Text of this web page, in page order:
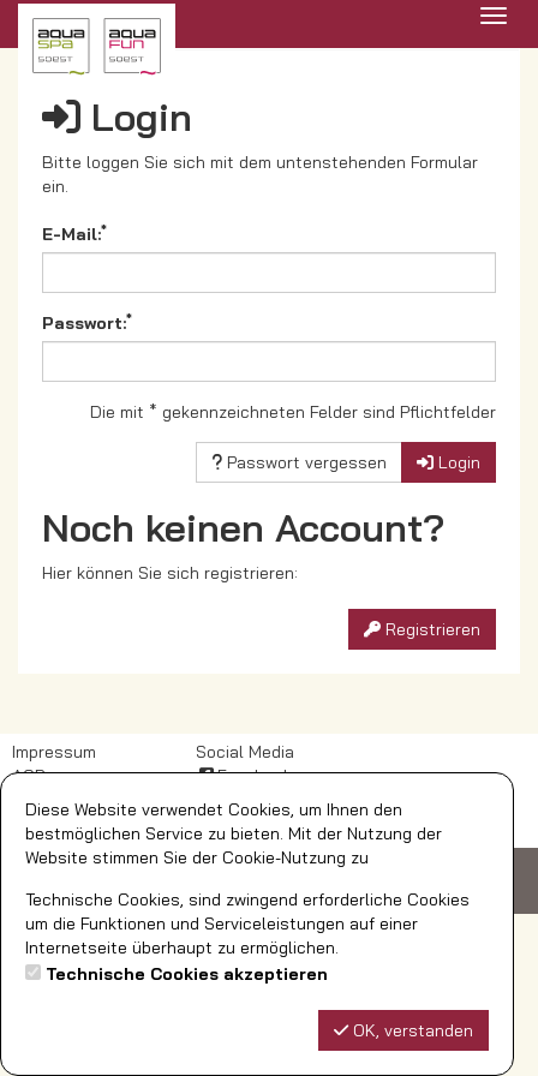
Login
Bitte loggen Sie sich mit dem untenstehenden Formular
ein.
E-Mail:*
Passwort:*
Die mit * gekennzeichneten Felder sind Pflichtfelder
Passwort vergessen Login
Noch keinen Account?
Hier können Sie sich registrieren:
Registrieren
Impressum
AGB
DSB
Widerrufsbelehrung
Social Media
Facebook
© AquaFun Soest GmbH Ardeyweg 35
Telefon: 02921/392-700
bestellungen@aquafun-soest.de
Diese Website verwendet Cookies, um Ihnen den
bestmöglichen Service zu bieten. Mit der Nutzung der
Website stimmen Sie der Cookie-Nutzung zu
Technische Cookies, sind zwingend erforderliche Cookies
um die Funktionen und Serviceleistungen auf einer
Internetseite überhaupt zu ermöglichen.
Technische Cookies akzeptieren
OK, verstanden